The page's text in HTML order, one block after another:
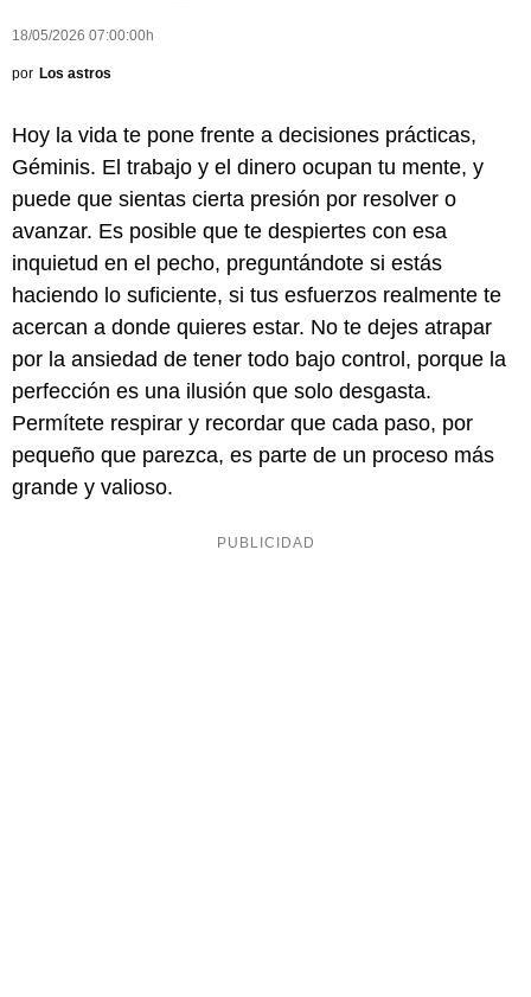
18/05/2026 07:00:00h
por Los astros
Hoy la vida te pone frente a decisiones prácticas,
Géminis. El trabajo y el dinero ocupan tu mente, y
puede que sientas cierta presión por resolver o
avanzar. Es posible que te despiertes con esa
inquietud en el pecho, preguntándote si estás
haciendo lo suficiente, si tus esfuerzos realmente te
acercan a donde quieres estar. No te dejes atrapar
por la ansiedad de tener todo bajo control, porque la
perfección es una ilusión que solo desgasta.
Permítete respirar y recordar que cada paso, por
pequeño que parezca, es parte de un proceso más
grande y valioso.